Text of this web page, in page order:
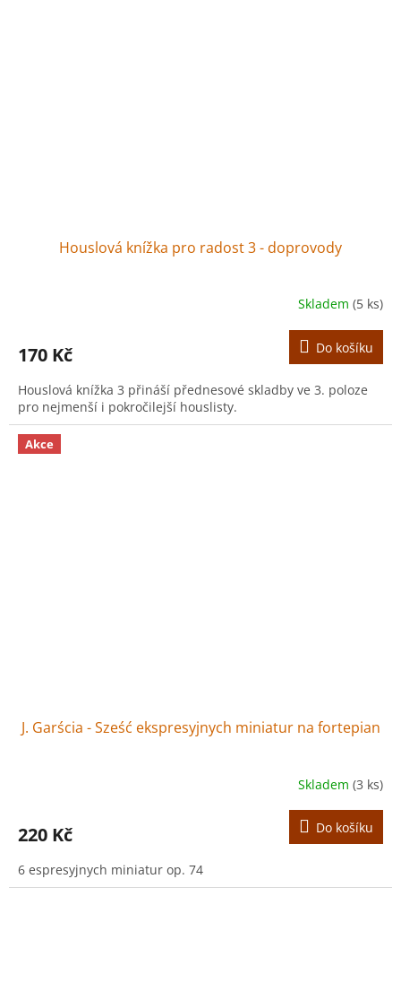
Houslová knížka pro radost 3 - doprovody
Skladem (5 ks)
170 Kč Do košíku
Houslová knížka 3 přináší přednesové skladby ve 3. poloze
pro nejmenší i pokročilejší houslisty.
Akce
J. Garścia - Sześć ekspresyjnych miniatur na fortepian
Skladem (3 ks)
220 Kč Do košíku
6 espresyjnych miniatur op. 74